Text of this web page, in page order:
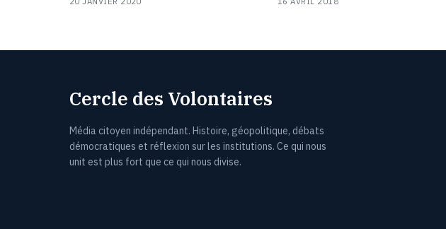
Cercle des Volontaires
Média citoyen indépendant. Histoire, géopolitique, débats
démocratiques et réflexion sur les institutions. Ce qui nous
unit est plus fort que ce qui nous divise.